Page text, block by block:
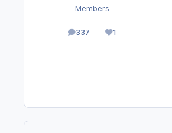
Members
337
posts 1
Reputation